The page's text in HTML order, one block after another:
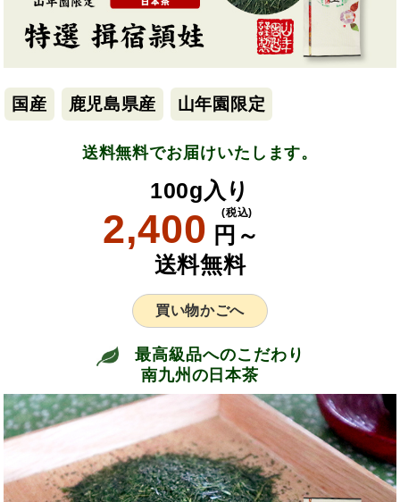
国産 鹿児島県産 山年園限定
送料無料でお届けいたします。
100g入り
2,400 円～
(税込)
送料無料
買い物かごへ
最高級品へのこだわり
南九州の日本茶